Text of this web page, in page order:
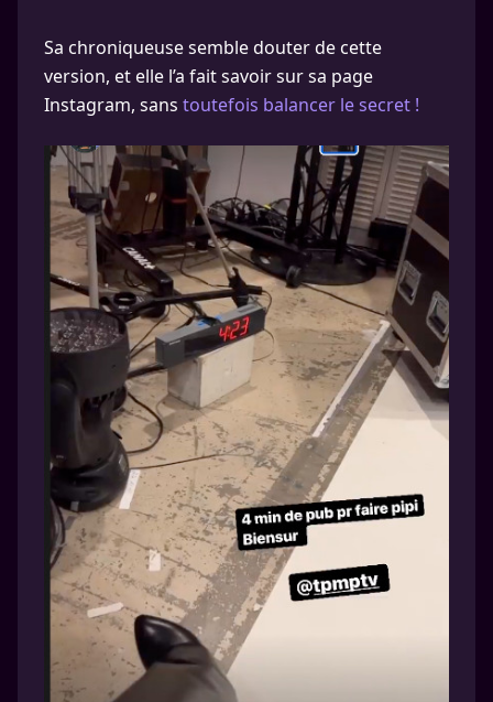
Sa chroniqueuse semble douter de cette
version, et elle l’a fait savoir sur sa page
Instagram, sans toutefois balancer le secret !